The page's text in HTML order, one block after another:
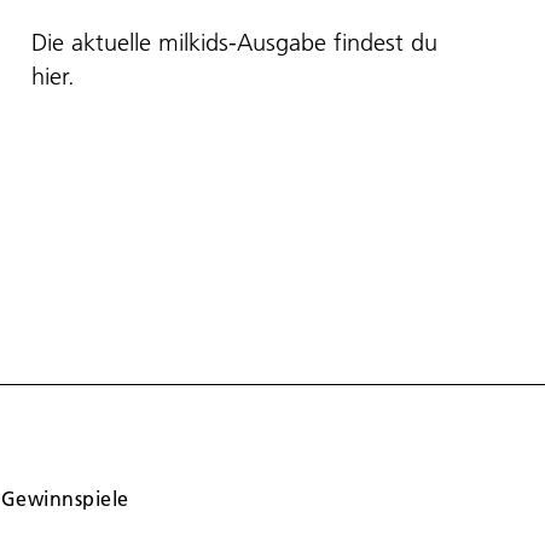
Die aktuelle milkids-Ausgabe findest du
hier.
Gewinnspiele